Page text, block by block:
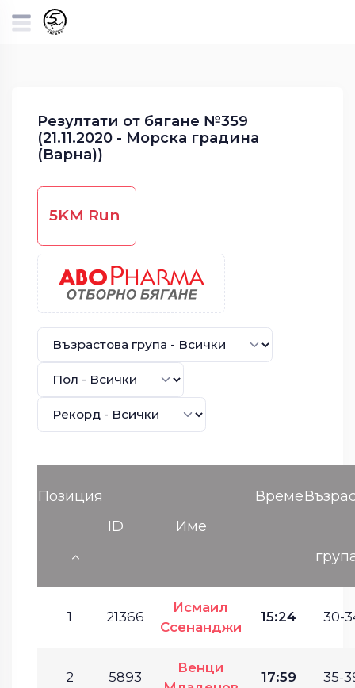
Резултати от бягане №359
(21.11.2020 - Морска градина
(Варна))
5KM Run
Позиция
ID
Име
Време
1 21366
Исмаил
Ссенанджи
15:24 30-
2 5893
Венци
17:59 35-